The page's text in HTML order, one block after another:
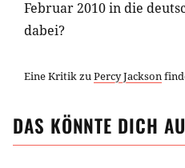
Februar 2010 in die
dabei?
Eine Kritik zuPercy Jackson
DAS KÖNNTE DICH